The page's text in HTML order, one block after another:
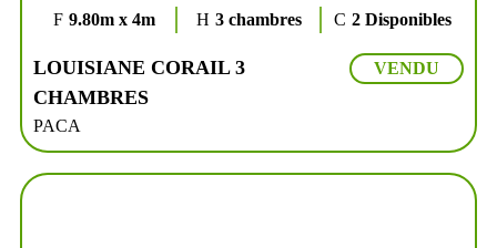
9.80m x 4m 3 chambres 2 Disponibles
LOUISIANE CORAIL 3
CHAMBRES
PACA
VENDU